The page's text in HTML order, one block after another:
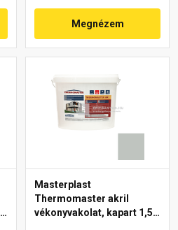
Megnézem
Masterplast
Thermomaster akril
vékonyvakolat, kapart 1,5